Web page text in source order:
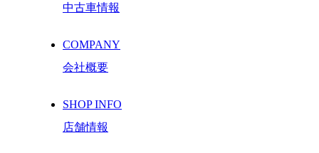
中古車情報
COMPANY
会社概要
SHOP INFO
店舗情報